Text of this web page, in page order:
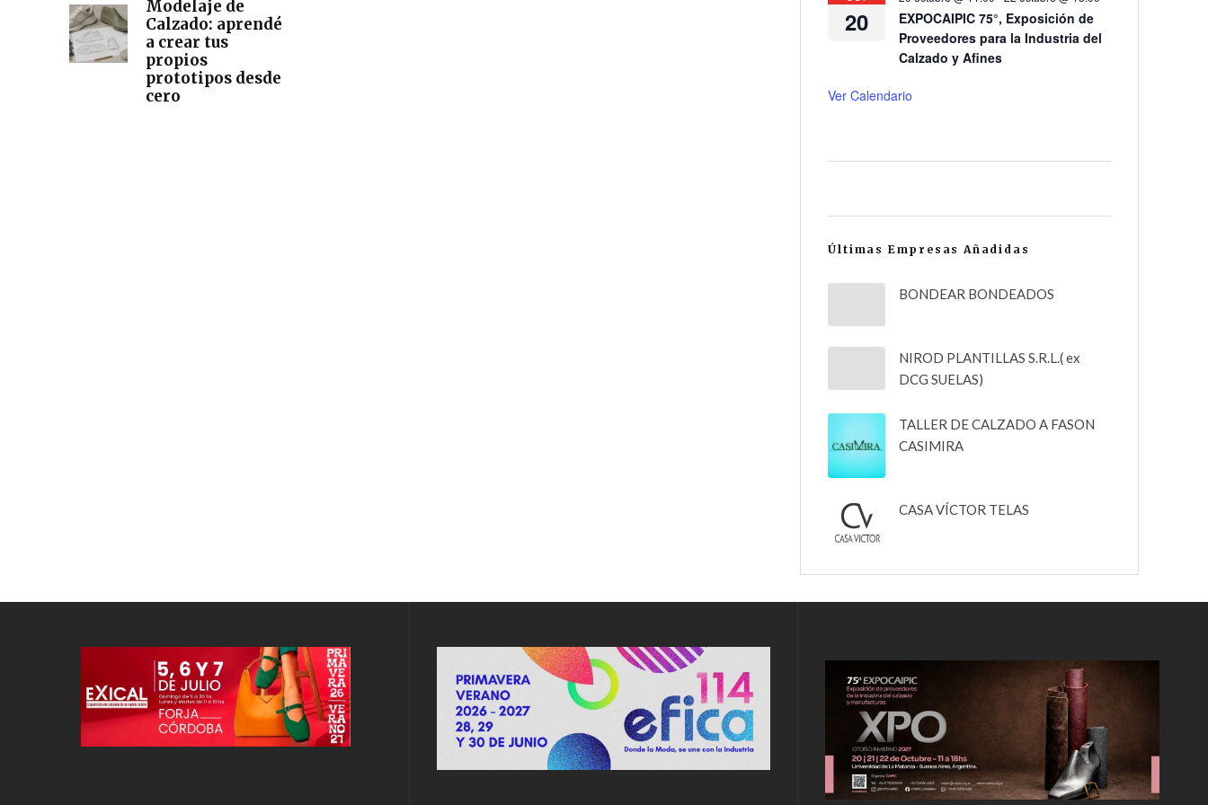
Modelaje de
Calzado: aprendé
a crear tus
propios
prototipos desde
cero
20
EXPOCAIPIC 75°, Exposición de
Proveedores para la Industria del
Calzado y Afines
Ver Calendario
Últimas Empresas Añadidas
BONDEAR BONDEADOS
NIROD PLANTILLAS S.R.L.( ex
DCG SUELAS)
TALLER DE CALZADO A FASON
CASIMIRA
CASA VÍCTOR TELAS